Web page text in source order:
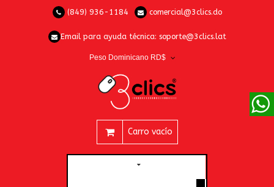
(849) 936-1184 comercial@3clics.do
Email para ayuda técnica: soporte@3clics.lat
Peso Dominicano RD$
Carro vacío
CATEGORÍAS